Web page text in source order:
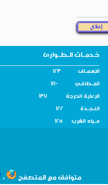
خـدمــات الـطــوارئ
الإسـعــاف 123
المــطافـي 180
الرعاية الحرجة 137
النـجــدة 122
مــياه الشرب 125
متوافق مع المتصفح ،